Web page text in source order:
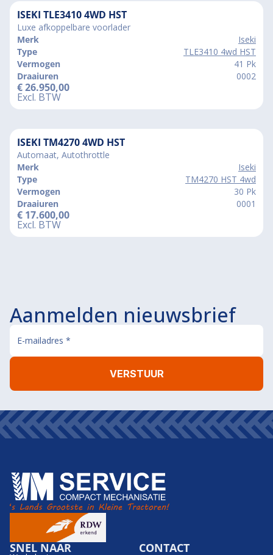
ISEKI TLE3410 4WD HST
Luxe afkoppelbare voorlader
Merk
Iseki
Type
TLE3410 4wd HST
Vermogen
41 Pk
Draaiuren
0002
€26.950,00
Excl. BTW
ISEKI TM4270 4WD HST
Automaat, Autothrottle
Merk
Iseki
Type
TM4270 HST 4wd
Vermogen
30 Pk
Draaiuren
0001
€ 17.600,00
Excl. BTW
Aanmelden nieuwsbrief
SNEL NAAR CONTACT